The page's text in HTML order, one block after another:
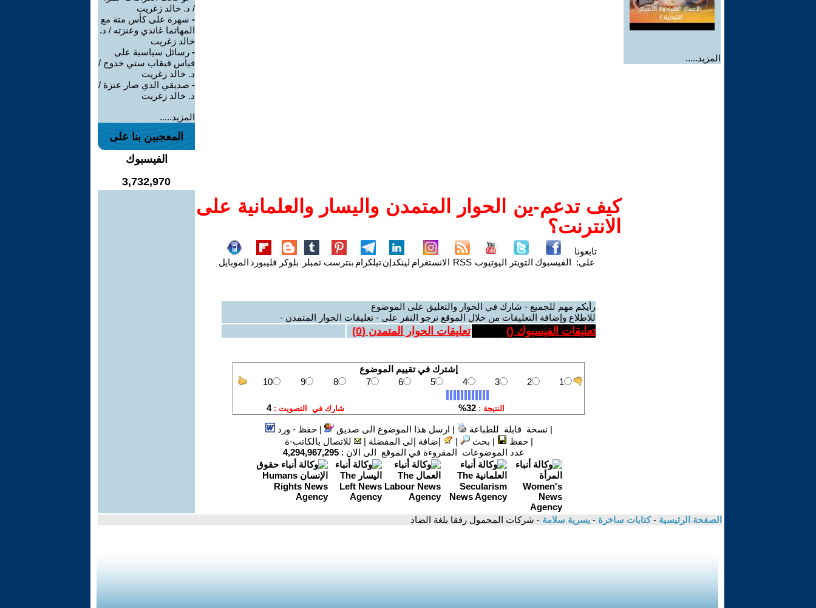
المزيد.....
كيف تدعم-ين الحوار المتمدن واليسار والعلمانية على
الانترنت؟
تابعونا
على: الفيسبوك التويتر اليوتيوب RSS الانستغرام لينكدإنتيلكرام بنترست تمبلر بلوكر فليبورد الموبايل
رأيكم مهم للجميع - شارك في الحوار والتعليق على الموضوع
للاطلاع وإضافة التعليقات من خلال الموقع نرجو النقر على - تعليقات الحوار المتمدن -
تعليقات الفيسبوك () تعليقات الحوار المتمدن (0
)
| نسخة قابلة للطباعة | ارسل هذا الموضوع الى صديق |حفظ - ورد
|حفظ | بحث | إضافة إلى المفضلة |
للاتصال بالكاتب-ة
عدد الموضوعات المقروءة في الموقع الى الان : 4,294,967,295
/ د. خالد زغريت
- سهرة على كأس متة مع
المهاتما غاندي وعنزته / د.
خالد زغريت
- رسائل سياسية على
قياس قبقاب ستي خدوج /
د. خالد زغريت
- صديقي الذي صار عنزة /
د. خالد زغريت
المزيد.....
المعجبين بنا على
الفيسبوك
3,732,970
الصفحة الرئيسية -كتابات ساخرة - يسرية سلامة - شركات المحمول رفقا بلغة الضاد